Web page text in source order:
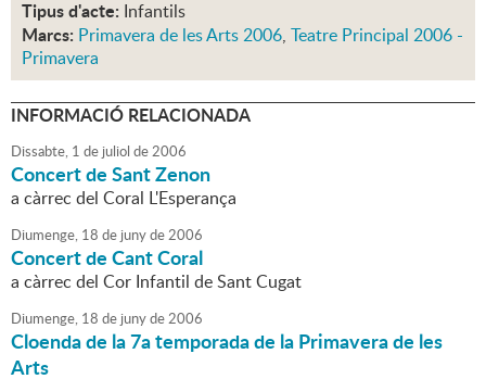
Tipus d'acte: Infantils
Marcs: Primavera de les Arts 2006, Teatre Principal 2006 -
Primavera
INFORMACIÓ RELACIONADA
Dissabte, 1 de juliol de2006
Concert de Sant Zenon
a càrrec del Coral L'Esperança
Diumenge, 18 de junyde2006
Concert de Cant Coral
a càrrec del Cor Infantil de Sant Cugat
Diumenge, 18 de junyde2006
Cloenda de la 7a temporada de la Primavera de les
Arts